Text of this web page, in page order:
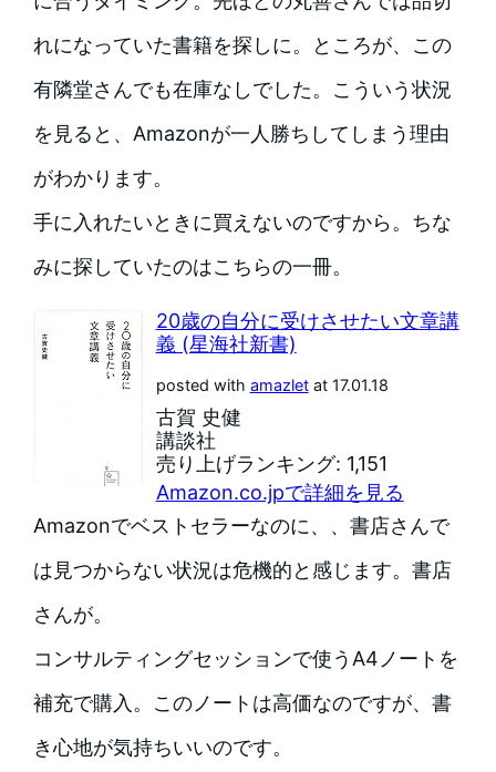
れになっていた書籍を探しに。ところが、この
有隣堂さんでも在庫なしでした。こういう状況
を見ると、Amazonが一人勝ちしてしまう理由
がわかります。
手に入れたいときに買えないのですから。ちな
みに探していたのはこちらの一冊。
20歳の自分に受けさせたい文章講
義 (星海社新書)
posted with amazletat 17.01.18
古賀 史健
講談社
売り上げランキング: 1,151
Amazon.co.jpで詳細を見る
Amazonでベストセラーなのに、、書店さんで
は見つからない状況は危機的と感じます。書店
さんが。
コンサルティングセッションで使うA4ノートを
補充で購入。このノートは高価なのですが、書
き心地が気持ちいいのです。